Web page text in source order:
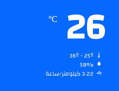
26
℃
58%
3.22 كيلومتر/ساعة